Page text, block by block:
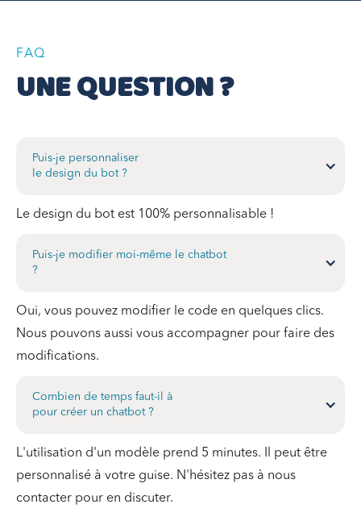
FAQ
UNE QUESTION ?
Puis-je personnaliser
le design du bot ?
Le design du bot est 100% personnalisable !
Puis-je modifier moi-même le chatbot
?
Oui, vous pouvez modifier le code en quelques clics.
Nous pouvons aussi vous accompagner pour faire des
modifications.
Combien de temps faut-il à
pour créer un chatbot ?
L'utilisation d'un modèle prend 5 minutes. Il peut être
personnalisé à votre guise. N'hésitez pas à nous
contacter pour en discuter.